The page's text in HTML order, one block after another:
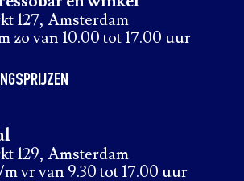
127, Amsterdam
zo van 10.00 tot 17.00 uur
129, Amsterdam
vr van 9.30 tot 17.00 uur